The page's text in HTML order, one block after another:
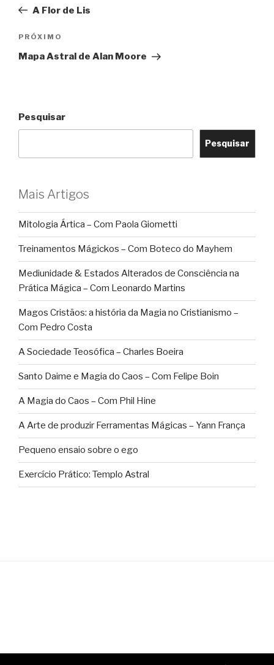
Post
anterior
A Flor de Lis
Próximo
post
PRÓXIMO
Mapa Astral de Alan Moore
Pesquisar
Pesquisar
Mais Artigos
Mitologia Ártica – Com Paola Giometti
Treinamentos Mágickos – Com Boteco do Mayhem
Mediunidade & Estados Alterados de Consciência na
Prática Mágica – Com Leonardo Martins
Magos Cristãos: a história da Magia no Cristianismo –
Com Pedro Costa
A Sociedade Teosófica – Charles Boeira
Santo Daime e Magia do Caos – Com Felipe Boin
A Magia do Caos – Com Phil Hine
A Arte de produzir Ferramentas Mágicas – Yann França
Pequeno ensaio sobre o ego
Exercício Prático: Templo Astral